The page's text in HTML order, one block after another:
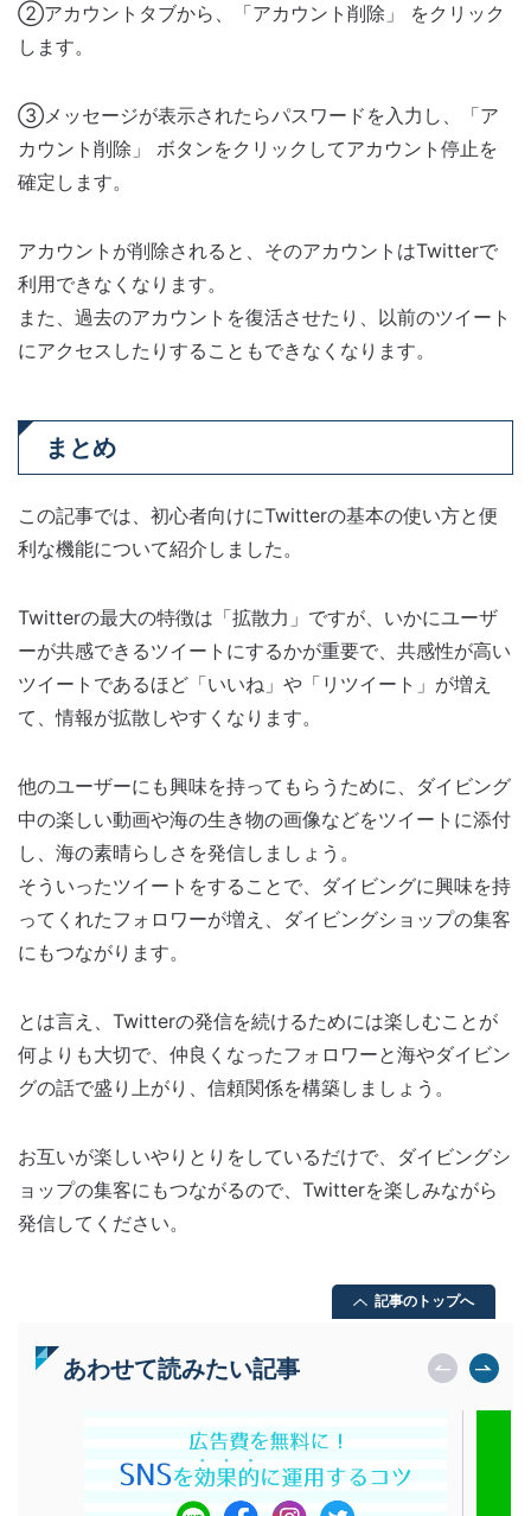
②アカウントタブから、「アカウント削除」 をクリック
します。
③メッセージが表示されたらパスワードを入力し、「ア
カウント削除」 ボタンをクリックしてアカウント停止を
確定します。
アカウントが削除されると、そのアカウントはTwitterで
利用できなくなります。
また、過去のアカウントを復活させたり、以前のツイート
にアクセスしたりすることもできなくなります。
まとめ
この記事では、初心者向けにTwitterの基本の使い方と便
利な機能について紹介しました。
Twitterの最大の特徴は「拡散力」ですが、いかにユーザ
ーが共感できるツイートにするかが重要で、共感性が高い
ツイートであるほど「いいね」や「リツイート」が増え
て、情報が拡散しやすくなります。
他のユーザーにも興味を持ってもらうために、ダイビング
中の楽しい動画や海の生き物の画像などをツイートに添付
し、海の素晴らしさを発信しましょう。
そういったツイートをすることで、ダイビングに興味を持
ってくれたフォロワーが増え、ダイビングショップの集客
にもつながります。
とは言え、Twitterの発信を続けるためには楽しむことが
何よりも大切で、仲良くなったフォロワーと海やダイビン
グの話で盛り上がり、信頼関係を構築しましょう。
お互いが楽しいやりとりをしているだけで、ダイビングシ
ョップの集客にもつながるので、Twitterを楽しみながら
発信してください。
記事のトップへ
あわせて読みたい記事